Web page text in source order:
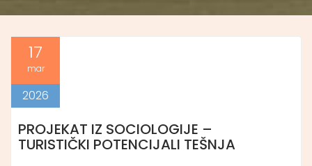
17
mar
2026
PROJEKAT IZ SOCIOLOGIJE –
TURISTIČKI POTENCIJALI TEŠNJA